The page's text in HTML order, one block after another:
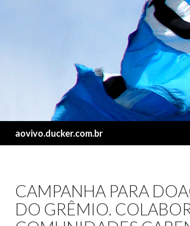
aovivo.ducker.com.br
CAMPANHA PARA
DO GRÊMIO.